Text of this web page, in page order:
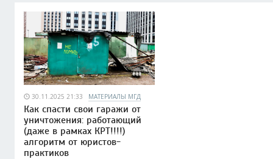
30.11.2025 21:33 МАТЕРИАЛЫ МГД
Как спасти свои гаражи от
уничтожения: работающий
(даже в рамках КРТ!!!!)
алгоритм от юристов-
практиков